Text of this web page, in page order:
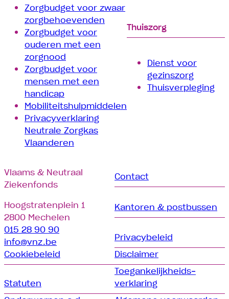
Zorgbudget voor zwaar
zorgbehoevenden
Zorgbudget voor
ouderen met een
zorgnood
Zorgbudget voor
mensen met een
handicap
Mobiliteitshulpmiddelen
Privacyverklaring
Neutrale Zorgkas
Vlaanderen
Thuiszorg
Dienst voor
gezinszorg
Thuisverpleging
Vlaams & Neutraal
Ziekenfonds
Hoogstratenplein 1
2800 Mechelen
015 28 90 90
info@vnz.be
Contact
Kantoren & postbussen
Privacybeleid
Cookiebeleid
Disclaimer
Statuten
Toegankelijkheids­­
verklaring